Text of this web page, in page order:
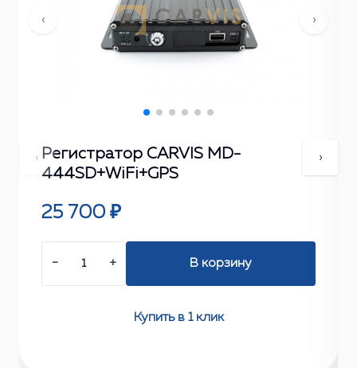
‹ ›
Регистратор CARVIS MD-
444SD+WiFi+GPS
25 700 ₽
− + В корзину
Купить в 1 клик
‹ ›